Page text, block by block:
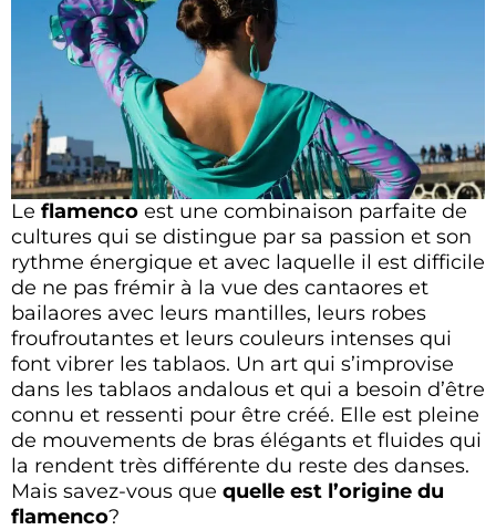
Le flamenco est une combinaison parfaite de
cultures qui se distingue par sa passion et son
rythme énergique et avec laquelle il est difficile
de ne pas frémir à la vue des cantaores et
bailaores avec leurs mantilles, leurs robes
froufroutantes et leurs couleurs intenses qui
font vibrer les tablaos. Un art qui s’improvise
dans les tablaos andalous et qui a besoin d’être
connu et ressenti pour être créé. Elle est pleine
de mouvements de bras élégants et fluides qui
la rendent très différente du reste des danses.
Mais savez-vous que quelle est l’origine du
flamenco?